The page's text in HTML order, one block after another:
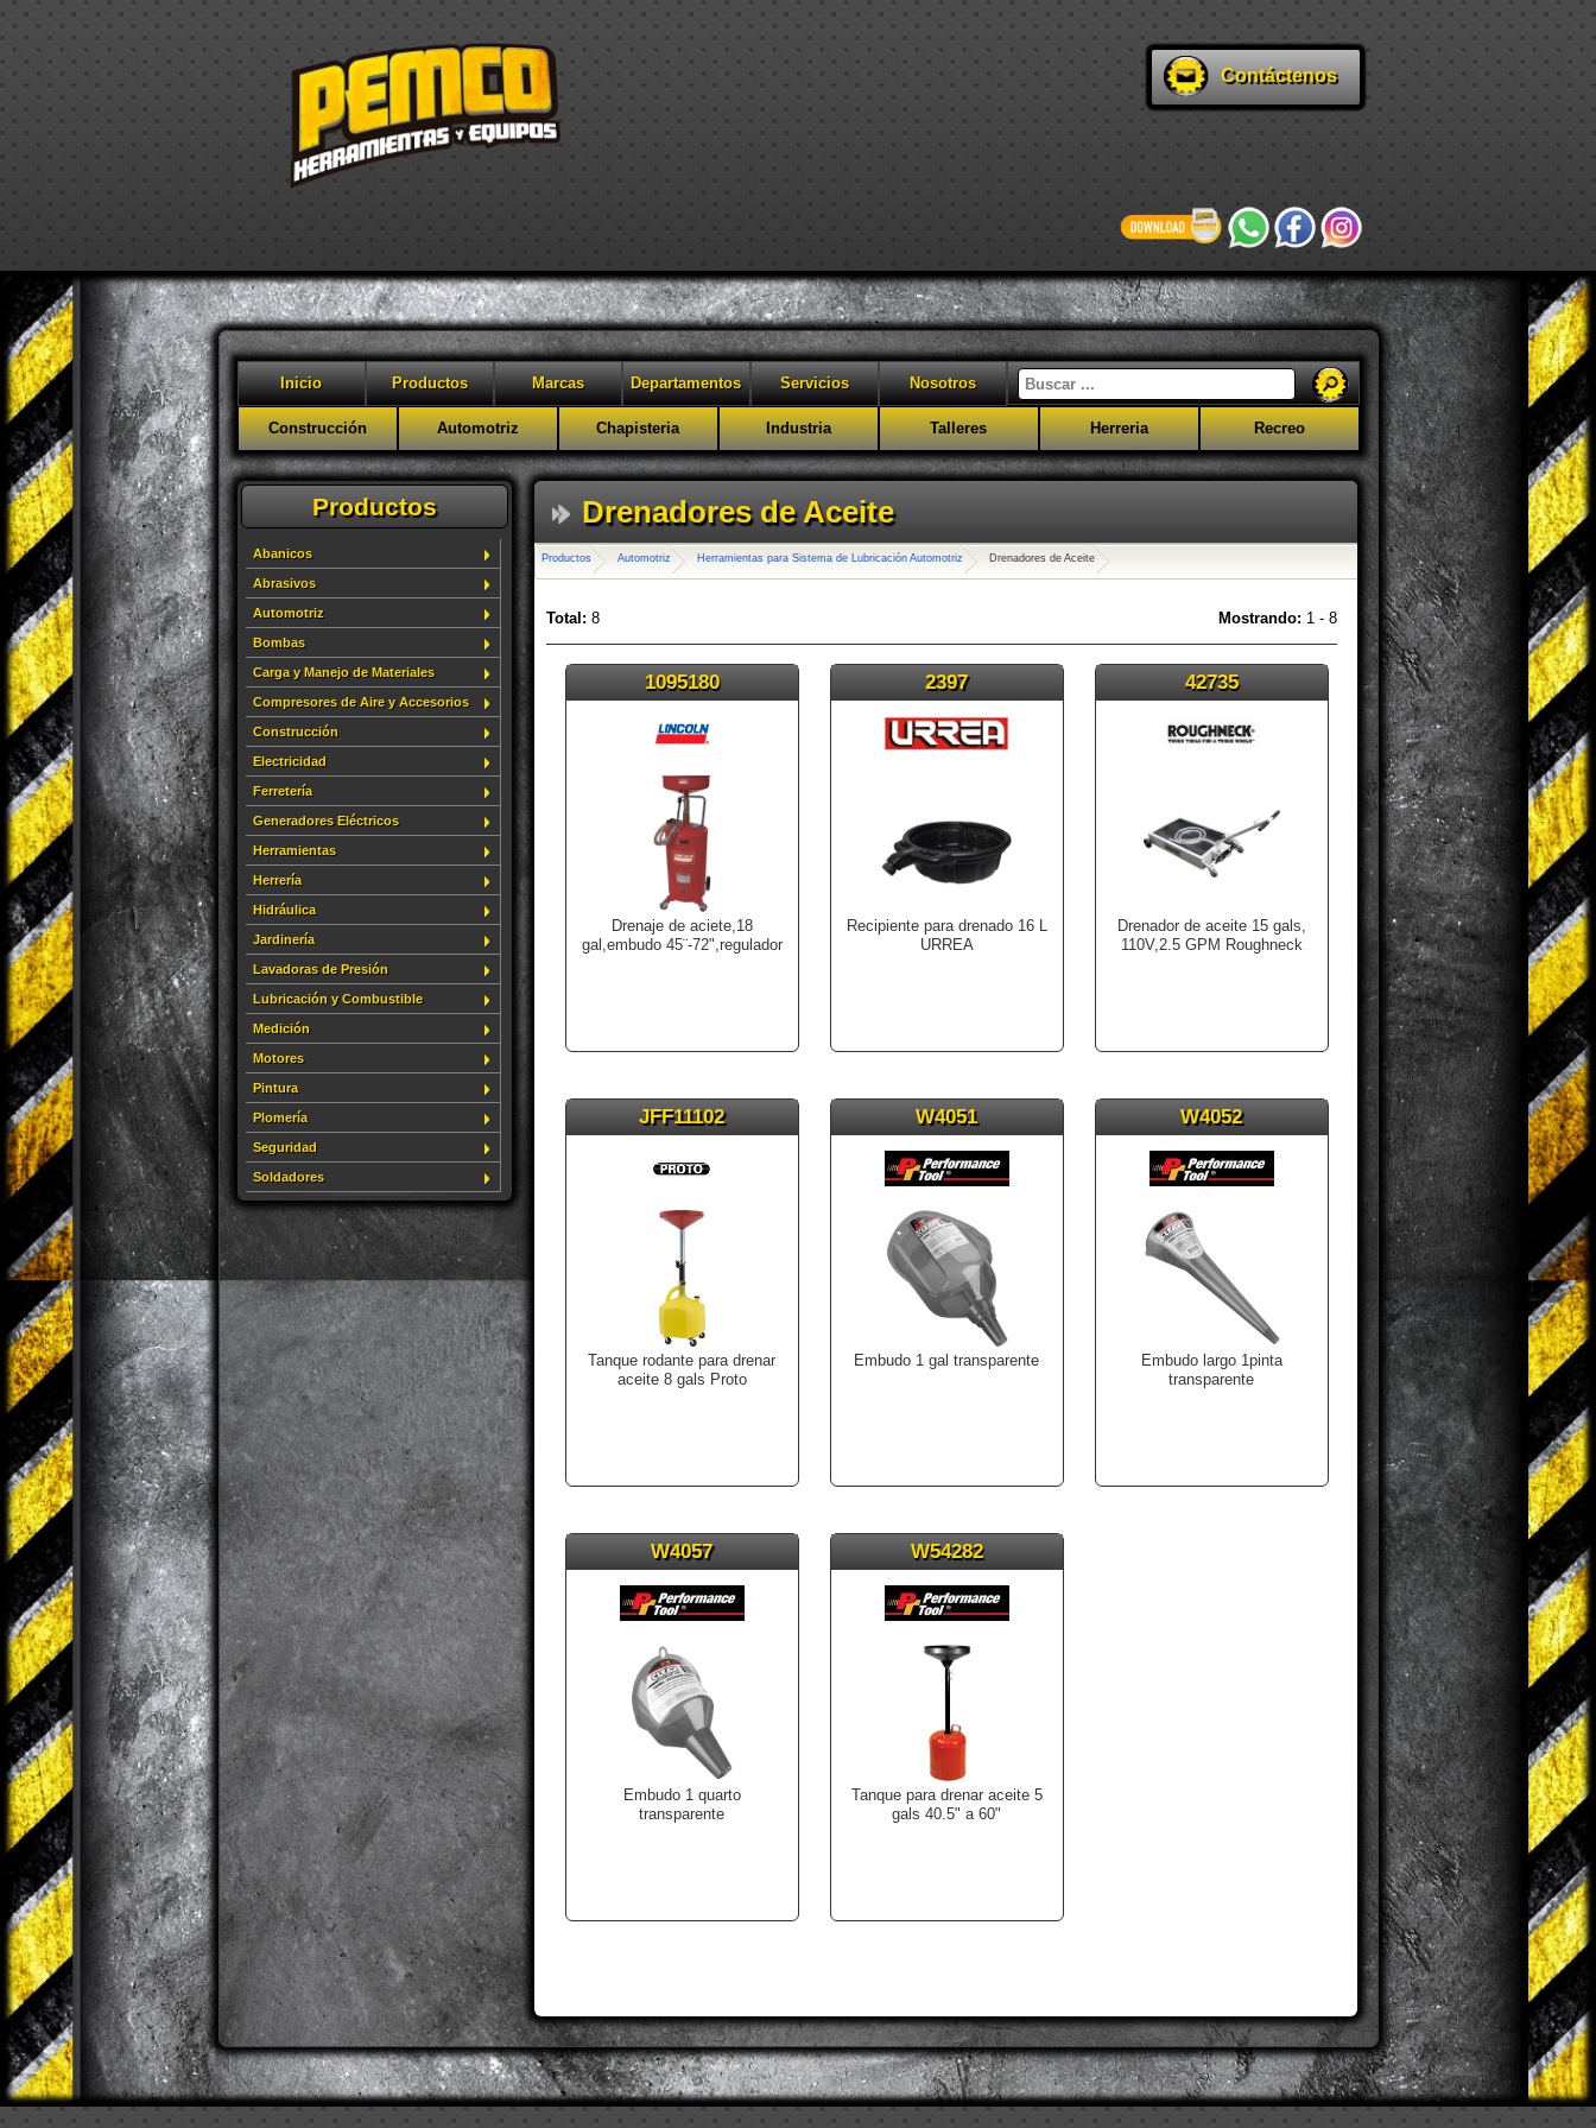
Contáctenos
Inicio Productos Marcas Departamentos Servicios Nosotros
Construcción Automotriz Chapisteria Industria Talleres Herreria Recreo
Productos
Abanicos
Abrasivos
Automotriz
Bombas
Carga y Manejo de Materiales
Compresores de Aire y Accesorios
Construcción
Electricidad
Ferretería
Generadores Eléctricos
Herramientas
Herrería
Hidráulica
Jardinería
Lavadoras de Presión
Lubricación y Combustible
Medición
Motores
Pintura
Plomería
Seguridad
Soldadores
Drenadores de Aceite
Productos Automotriz Herramientas para Sistema de Lubricación Automotriz Drenadores de Aceite
Total: 8 Mostrando: 1 - 8
1095180
Drenaje de aciete,18
gal,embudo 45¨-72",regulador
2397
Recipiente para drenado 16 L
URREA
42735
Drenador de aceite 15 gals,
110V,2.5 GPM Roughneck
JFF11102
Tanque rodante para drenar
aceite 8 gals Proto
W4051
Embudo 1 gal transparente
W4052
Embudo largo 1pinta
transparente
W4057
Embudo 1 quarto
transparente
W54282
Tanque para drenar aceite 5
gals 40.5" a 60"